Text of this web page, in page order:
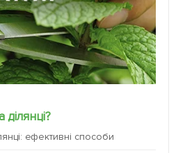
ефективні способи